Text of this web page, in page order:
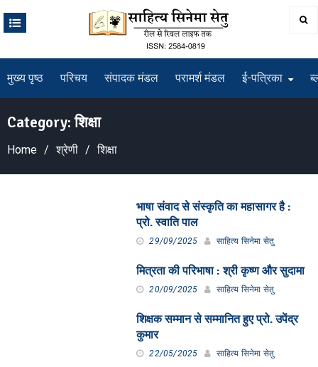
मुख्य पृष्ठ परिचय संपादक मंडल परामर्श मंडल ई-पत्रिका
Category:शिक्षा
Home श्रेणी शिक्षा
भाषा संवाद से संस्कृति का महासागर है :
प्रो. स्वाति पाल
29/09/2025 साहित्य सिनेमा सेतु
मित्रता की परिभाषा : श्री कृष्ण और सुदामा
20/09/2025 साहित्य सिनेमा सेतु
शिक्षक सम्मान से सम्मानित हुए प्रो. उपेंद्र
कुमार
22/05/2025 साहित्य सिनेमा सेतु